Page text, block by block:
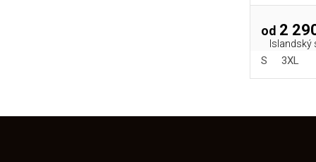
od 2
Islandský
S 3XL